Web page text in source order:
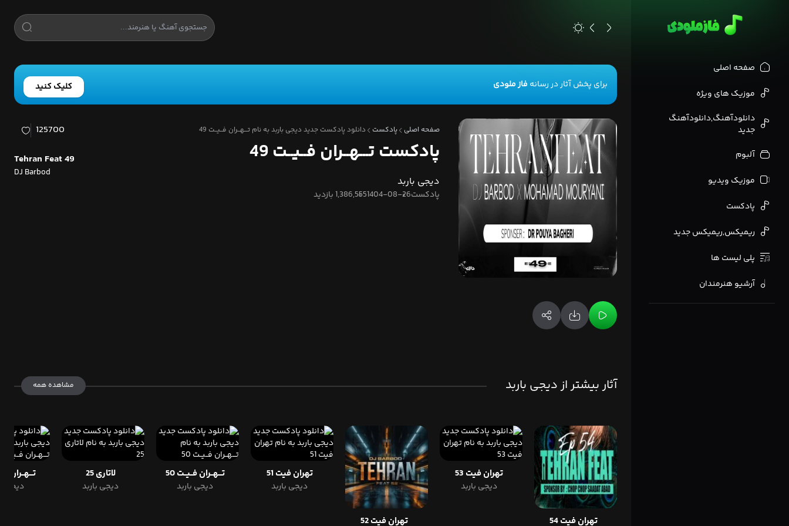
صفحه اصلی
موزیک های ویژه
دانلودآهنگ,دانلودآهنگ
جدید
آلبوم
موزیک ویدیو
پادکست
ریمیکس,ریمیکس جدید
پلی لیست ها
آرشیو هنرمندان
برای پخش آثار در رسانهفاز ملودی کلیک کنید
صفحه اصلی پادکست دانلود پادکست جدید دیجی باربد به نام تـــهــران فــیــت 49 125700
پادکست تـــهــران فــیــت 49
دیجی باربد
Tehran Feat 49
DJ Barbod
پادکست1404-08-261,386,555 بازدید
آثار بیشتر از دیجی باربد مشاهده همه
تهران فیت 54
تهران فیت 53
دیجی باربد
تهران فیت 52
تهران فیت 51
دیجی باربد
تـــهــران فــیــت 50
دیجی باربد
لاتاری 25
دیجی باربد
تـــهــران
دیجی